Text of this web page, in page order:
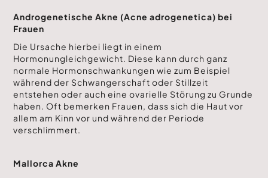
Androgenetische Akne (Acne adrogenetica) bei
Frauen
Die Ursache hierbei liegt in einem
Hormonungleichgewicht. Diese kann durch ganz
normale Hormonschwankungen wie zum Beispiel
während der Schwangerschaft oder Stillzeit
entstehen oder auch eine ovarielle Störung zu Grunde
haben. Oft bemerken Frauen, dass sich die Haut vor
allem am Kinn vor und während der Periode
verschlimmert.
Mallorca Akne